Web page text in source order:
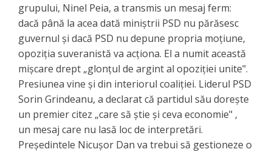
grupului, Ninel Peia, a transmis un mesaj ferm:
dacă până la acea dată miniștrii PSD nu părăsesc
guvernul și dacă PSD nu depune propria moțiune,
opoziția suveranistă va acționa. El a numit această
mișcare drept „glonțul de argint al opoziției unite".
Presiunea vine și din interiorul coaliției. Liderul PSD
Sorin Grindeanu, a declarat că partidul său dorește
un premier citez „care să știe și ceva economie" ,
un mesaj care nu lasă loc de interpretări.
Președintele Nicușor Dan va trebui să gestioneze o